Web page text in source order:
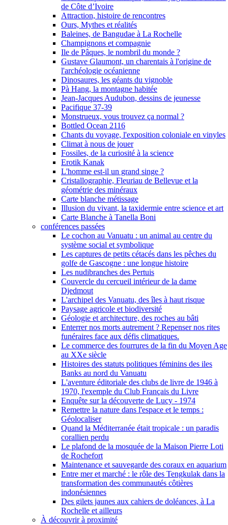
de Côte d’Ivoire
Attraction, histoire de rencontres
Ours, Mythes et réalités
Baleines, de Bangudae à La Rochelle
Champignons et compagnie
Ile de Pâques, le nombril du monde ?
Gustave Glaumont, un charentais à l'origine de
l'archéologie océanienne
Dinosaures, les géants du vignoble
Pà Hang, la montagne habitée
Jean-Jacques Audubon, dessins de jeunesse
Pacifique 37-39
Monstrueux, vous trouvez ça normal ?
Bottled Ocean 2116
Chants du voyage, l'exposition coloniale en vinyles
Climat à nous de jouer
Fossiles, de la curiosité à la science
Erotik Kanak
L'homme est-il un grand singe ?
Cristallographie, Fleuriau de Bellevue et la
géométrie des minéraux
Carte blanche métissage
Illusion du vivant, la taxidermie entre science et art
Carte Blanche à Tanella Boni
conférences passées
Le cochon au Vanuatu : un animal au centre du
système social et symbolique
Les captures de petits cétacés dans les pêches du
golfe de Gascogne : une longue histoire
Les nudibranches des Pertuis
Couvercle du cercueil intérieur de la dame
Djedmout
L'archipel des Vanuatu, des îles à haut risque
Paysage agricole et biodiversité
Géologie et architecture, des roches au bâti
Enterrer nos morts autrement ? Repenser nos rites
funéraires face aux défis climatiques.
Le commerce des fourrures de la fin du Moyen Age
au XXe siècle
Histoires des statuts politiques féminins des iles
Banks au nord du Vanuatu
L'aventure éditoriale des clubs de livre de 1946 à
1970, l'exemple du Club Français du Livre
Enquête sur la découverte de Lucy - 1974
Remettre la nature dans l'espace et le temps :
Géolocaliser
Quand la Méditerranée était tropicale : un paradis
corallien perdu
Le plafond de la mosquée de la Maison Pierre Loti
de Rochefort
Maintenance et sauvegarde des coraux en aquarium
Entre mer et marché : le rôle des Tengkulak dans la
transformation des communautés côtières
indonésiennes
Des gilets jaunes aux cahiers de doléances, à La
Rochelle et ailleurs
À découvrir à proximité